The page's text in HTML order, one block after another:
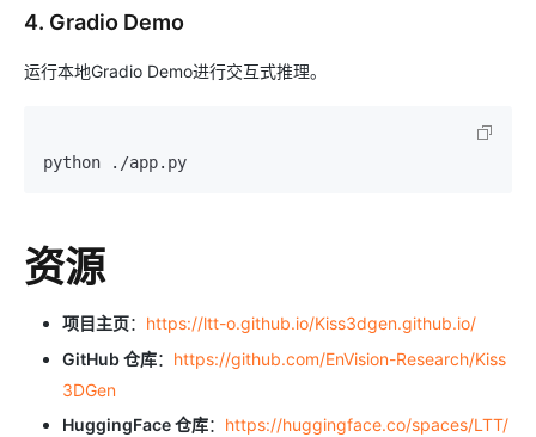
4. Gradio Demo
运行本地Gradio Demo进行交互式推理。
资源
项目主页： https://ltt-o.github.io/Kiss3dgen.github.io/
GitHub 仓库： https://github.com/EnVision-Research/Kiss
3DGen
HuggingFace 仓库： https://huggingface.co/spaces/LTT/